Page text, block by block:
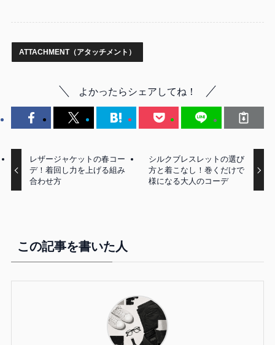
ATTACHMENT（アタッチメント）
よかったらシェアしてね！
レザージャケットの春コー
デ！着回し力を上げる組み
合わせ方
シルクブレスレットの選び
方と着こなし！巻くだけで
様になる大人のコーデ
この記事を書いた人